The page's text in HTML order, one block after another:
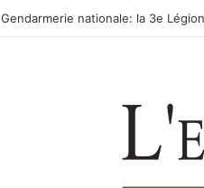
Anhui: le pont routier-ferroviaire